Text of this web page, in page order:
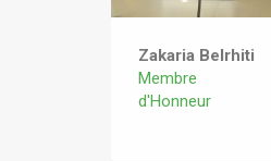
Zakaria Belrhiti
Membre
d'Honneur